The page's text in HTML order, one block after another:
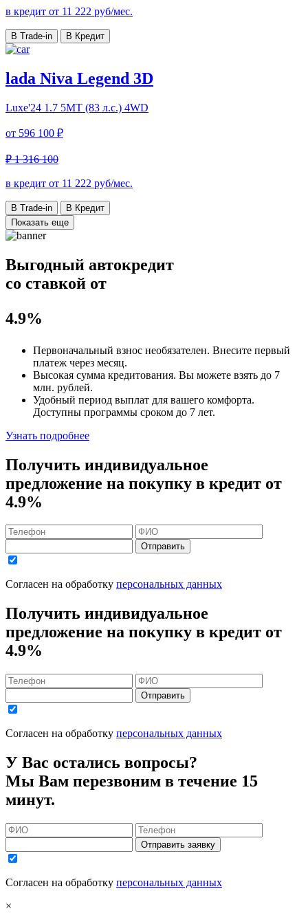
в кредит от 11 222 руб/мес.
В Trade-in В Кредит
lada Niva Legend 3D
Luxe'24 1.7 5МТ (83 л.с.) 4WD
от 596 100 ₽
₽ 1 316 100
в кредит от 11 222 руб/мес.
В Trade-in
В Кредит
Показать еще
Выгодный автокредит
со ставкой от
4.9%
Первоначальный взнос необязателен. Внесите первый
платеж через месяц.
Высокая сумма кредитования. Вы можете взять до 7
млн. рублей.
Удобный период выплат для вашего комфорта.
Доступны программы сроком до 7 лет.
Узнать подробнее
Получить индивидуальное
предложение на покупку в кредит от
4.9%
Отправить
Согласен на обработку персональных данных
Получить индивидуальное
предложение на покупку в кредит от
4.9%
Отправить
Согласен на обработку персональных данных
У Вас остались вопросы?
Мы Вам перезвоним в течение 15
минут.
Отправить заявку
Согласен на обработку персональных данных
×